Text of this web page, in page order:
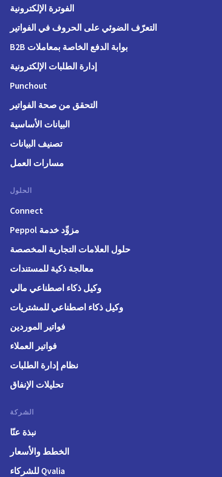
الفوترة الإلكترونية
التعرّف الضوئي على الحروف في الفواتير
بوابة الدفع الخاصة بمعاملات B2B
إدارة الطلبات الإلكترونية
Punchout
التحقق من صحة الفواتير
البيانات الأساسية
تصنيف البيانات
مسارات العمل
الحلول
Connect
مزوِّد خدمة Peppol
حلول العلامات التجارية المخصصة
معالجة ذكية للمستندات
وكيل ذكاء اصطناعي مالي
وكيل ذكاء اصطناعي للمشتريات
فواتير الموردين
فواتير العملاء
نظام إدارة الطلبات
تحليلات الإنفاق
الشركة
نبذة عنّا
الخطط والأسعار
Qvalia للشركاء